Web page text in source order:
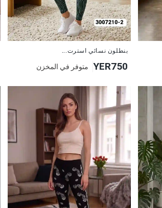
بنطلون نسائي استرت...
YER750 متوفر في المخزن